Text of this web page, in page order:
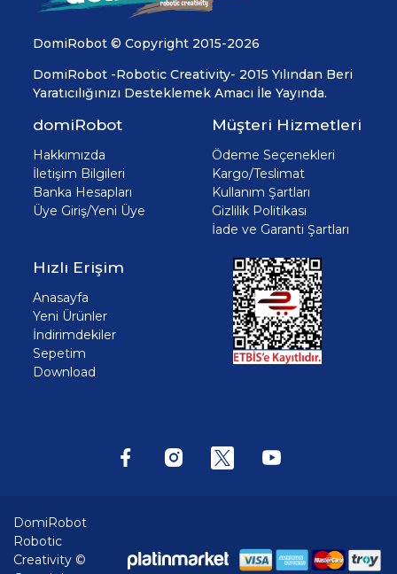
DomiRobot © Copyright 2015-2026
DomiRobot -Robotic Creativity- 2015 Yılından Beri
Yaratıcılığınızı Desteklemek Amacı İle Yayında.
domiRobot
Hakkımızda
İletişim Bilgileri
Banka Hesapları
Üye Giriş/Yeni Üye
Müşteri Hizmetleri
Ödeme Seçenekleri
Kargo/Teslimat
Kullanım Şartları
Gizlilik Politikası
İade ve Garanti Şartları
Hızlı Erişim
Anasayfa
Yeni Ürünler
İndirimdekiler
Sepetim
Download
DomiRobot
Robotic
Creativity ©